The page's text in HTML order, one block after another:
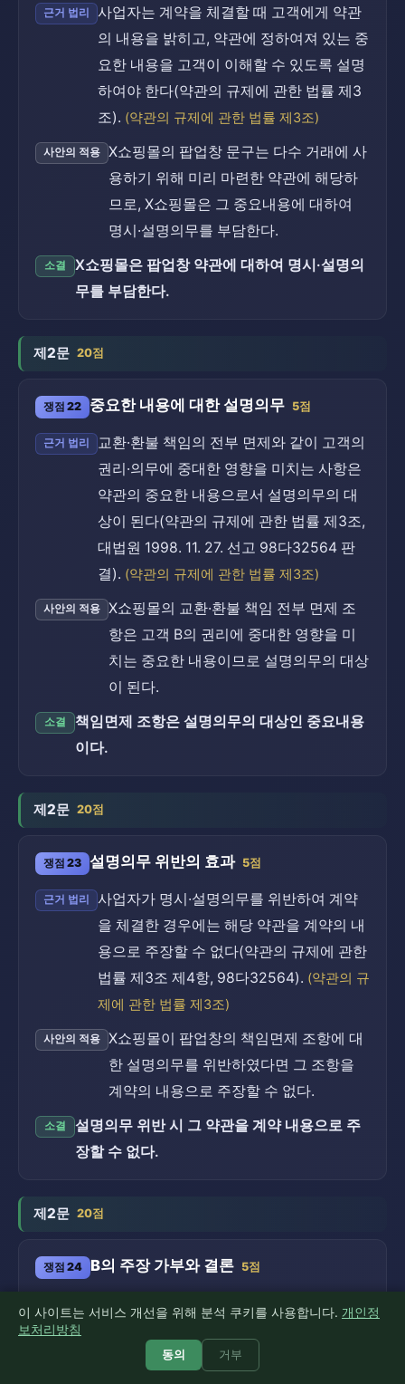
근거 법리
사업자는 계약을 체결할 때 고객에게 약관
의 내용을 밝히고, 약관에 정하여져 있는 중
요한 내용을 고객이 이해할 수 있도록 설명
하여야 한다(약관의 규제에 관한 법률 제3
조). (약관의 규제에 관한 법률 제3조)
사안의 적용
X쇼핑몰의 팝업창 문구는 다수 거래에 사
용하기 위해 미리 마련한 약관에 해당하
므로, X쇼핑몰은 그 중요내용에 대하여
명시·설명의무를 부담한다.
소결
X쇼핑몰은 팝업창 약관에 대하여 명시·설명의
무를 부담한다.
제2문 20점
쟁점 22 중요한 내용에 대한 설명의무 5점
근거 법리
교환·환불 책임의 전부 면제와 같이 고객의
권리·의무에 중대한 영향을 미치는 사항은
약관의 중요한 내용으로서 설명의무의 대
상이 된다(약관의 규제에 관한 법률 제3조,
대법원 1998. 11. 27. 선고 98다32564 판
결). (약관의 규제에 관한 법률 제3조)
사안의 적용
X쇼핑몰의 교환·환불 책임 전부 면제 조
항은 고객 B의 권리에 중대한 영향을 미
치는 중요한 내용이므로 설명의무의 대상
이 된다.
소결
책임면제 조항은 설명의무의 대상인 중요내용
이다.
제2문 20점
쟁점 23 설명의무 위반의 효과 5점
근거 법리
사업자가 명시·설명의무를 위반하여 계약
을 체결한 경우에는 해당 약관을 계약의 내
용으로 주장할 수 없다(약관의 규제에 관한
법률 제3조 제4항, 98다32564). (약관의 규
제에 관한 법률 제3조)
사안의 적용
X쇼핑몰이 팝업창의 책임면제 조항에 대
한 설명의무를 위반하였다면 그 조항을
계약의 내용으로 주장할 수 없다.
소결
설명의무 위반 시 그 약관을 계약 내용으로 주
장할 수 없다.
제2문 20점
쟁점 24 B의 주장 가부와 결론 5점
팝업창에 동의를 클릭하게 한 것만으로는
고 보기 어려우므로, B는 설명의무 위반을
이 사이트는 서비스 개선을 위해 분석 쿠키를 사용합니다. 개인정
보처리방침
동의 거부